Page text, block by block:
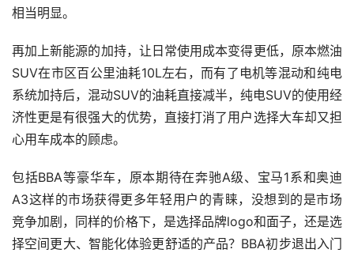
相当明显。
再加上新能源的加持，让日常使用成本变得更低，原本燃油
SUV在市区百公里油耗10L左右，而有了电机等混动和纯电
系统加持后，混动SUV的油耗直接减半，纯电SUV的使用经
济性更是有很强大的优势，直接打消了用户选择大车却又担
心用车成本的顾虑。
包括BBA等豪华车，原本期待在奔驰A级、宝马1系和奥迪
A3这样的市场获得更多年轻用户的青睐，没想到的是市场
竞争加剧，同样的价格下，是选择品牌logo和面子，还是选
择空间更大、智能化体验更舒适的产品？BBA初步退出入门